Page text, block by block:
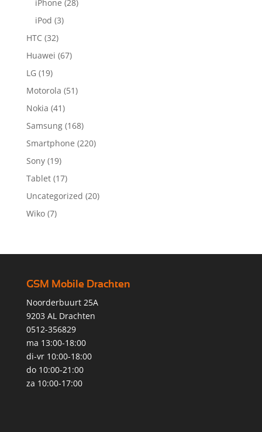
iPhone (28)
iPod (3)
HTC (32)
Huawei (67)
LG (19)
Motorola (51)
Nokia (41)
Samsung (168)
Smartphone (220)
Sony (19)
Tablet (17)
Uncategorized (20)
Wiko (7)
GSM Mobile Drachten
Noorderbuurt 25A
9203 AL Drachten
0512-356829
ma 13:00-18:00
di-vr 10:00-18:00
do 10:00-21:00
za 10:00-17:00